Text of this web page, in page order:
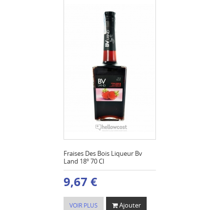
Fraises Des Bois Liqueur Bv
Land 18º 70 Cl
9,67 €
VOIR PLUS Ajouter